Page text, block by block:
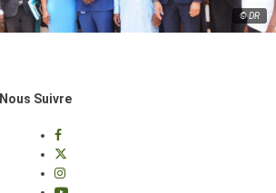
© DR
Nous Suivre